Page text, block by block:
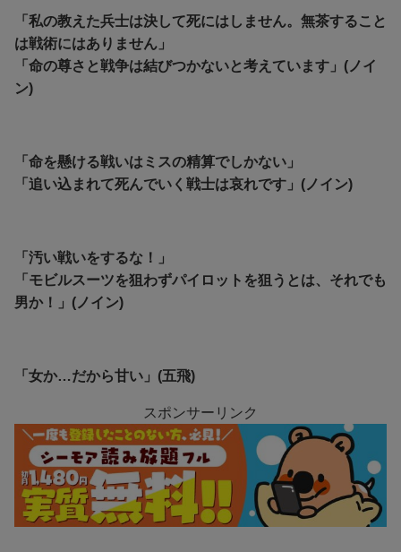
「私の教えた兵士は決して死にはしません。無茶すること
は戦術にはありません」
「命の尊さと戦争は結びつかないと考えています」(ノイ
ン)
「命を懸ける戦いはミスの精算でしかない」
「追い込まれて死んでいく戦士は哀れです」(ノイン)
「汚い戦いをするな！」
「モビルスーツを狙わずパイロットを狙うとは、それでも
男か！」(ノイン)
「女か…だから甘い」(五飛)
スポンサーリンク